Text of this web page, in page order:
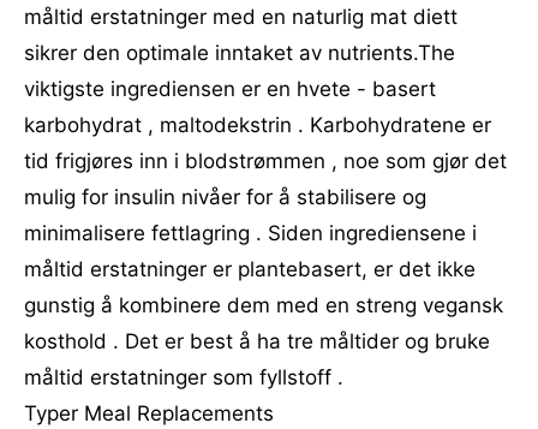
måltid erstatninger med en naturlig mat diett
sikrer den optimale inntaket av nutrients.The
viktigste ingrediensen er en hvete - basert
karbohydrat , maltodekstrin . Karbohydratene er
tid frigjøres inn i blodstrømmen , noe som gjør det
mulig for insulin nivåer for å stabilisere og
minimalisere fettlagring . Siden ingrediensene i
måltid erstatninger er plantebasert, er det ikke
gunstig å kombinere dem med en streng vegansk
kosthold . Det er best å ha tre måltider og bruke
måltid erstatninger som fyllstoff .
Typer Meal Replacements